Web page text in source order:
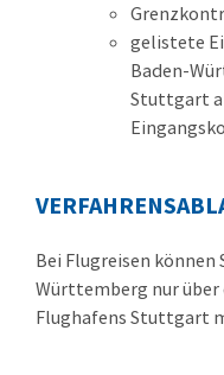
gelistete
Baden-
Stuttgart
Bei Flugreisen
Württemberg nur
Flughafens Stuttgart